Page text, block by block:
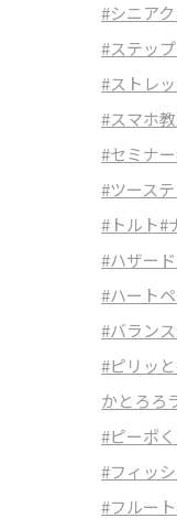
#シニア
#ステッ
#ストレ
#スマホ
#セミナー
#ツース
#トルト#
#ハザー
#ハート
#バラン
#ピリッ
かとろろ
#ピーポ
#フィッ
#フルー